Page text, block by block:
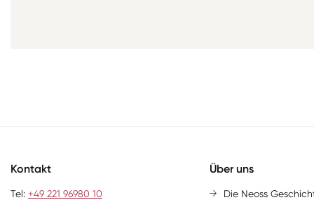
Kontakt
Tel: +49 221 96980 10
Über uns
Die Neoss